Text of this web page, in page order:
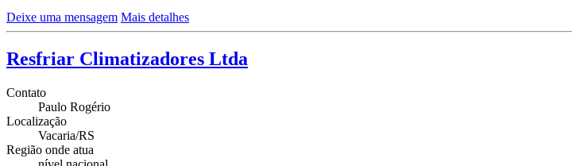
Deixe uma mensagem Mais detalhes
Resfriar Climatizadores Ltda
Contato
Paulo Rogério
Localização
Vacaria/RS
Região onde atua